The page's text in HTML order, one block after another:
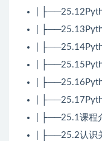
|
|
|
|
|
|
| ├──25.1课程
| ├──25.2认识